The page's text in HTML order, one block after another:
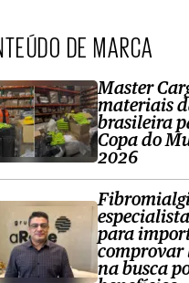
DE MARCA
Master
materiais
brasileira
Copa do
2026
para
comprovar
na busca